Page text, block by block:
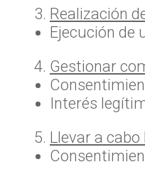
Realización
Ejecución de
Gestionar
Interés
Llevar a cabo